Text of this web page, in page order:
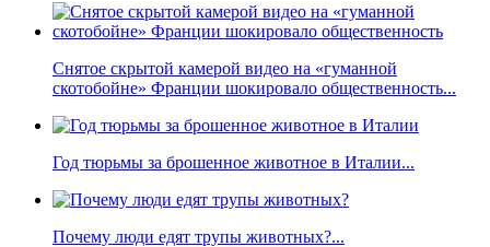
Снятое скрытой камерой видео на «гуманной
скотобойне» Франции шокировало общественность...
Год тюрьмы за брошенное животное в Италии...
Почему люди едят трупы животных?...